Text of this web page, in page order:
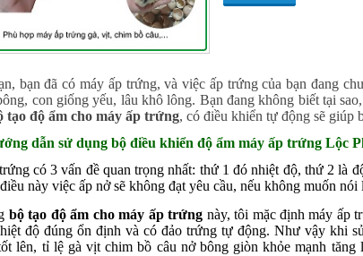
bạn đã có máy ấp trứng, và việc ấp trứng của bạn đang
con giống yếu, lâu khô lông. Bạn đang không biết tại
tạo độ ẩm cho máy ấp trứng, có điều khiển tự động sẽ giúp
dẫn sử dụng bộ điều khiển độ ẩm máy ấp trứng Lộc
có 3 vấn đề quan trọng nhất: thứ 1 đó nhiệt độ, thứ 2 là
này việc ấp nở sẽ không đạt yêu cầu, nếu không muốn
bộ tạo độ ẩm cho máy ấp trứng này, tôi mặc định máy ấp
độ đúng ổn định và có đảo trứng tự động. Như vậy khi
lên, tỉ lệ gà vịt chim bồ câu nở bông giòn khỏe mạnh